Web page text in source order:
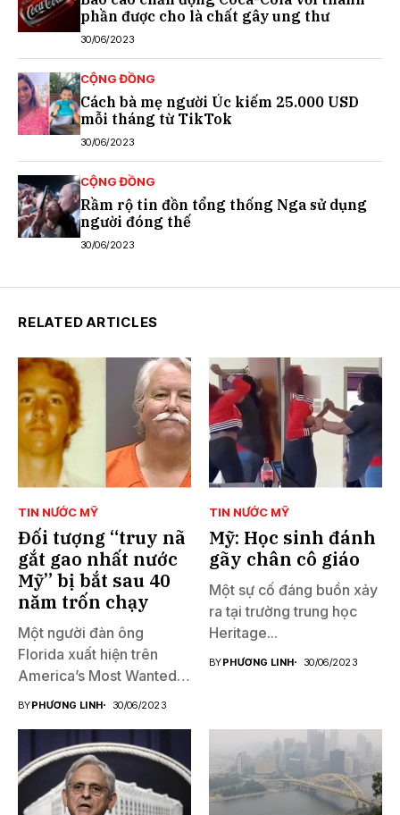
phần được cho là chất gây ung thư
30/06/2023
CỘNG ĐỒNG
Cách bà mẹ người Úc kiếm 25.000 USD
mỗi tháng từ TikTok
30/06/2023
CỘNG ĐỒNG
Rầm rộ tin đồn tổng thống Nga sử dụng
người đóng thế
30/06/2023
RELATED ARTICLES
TIN NƯỚC MỸ
Đối tượng “truy nã
gắt gao nhất nước
Mỹ” bị bắt sau 40
năm trốn chạy
Một người đàn ông
Florida xuất hiện trên
America’s Most Wanted
BYPHƯƠNG LINH 30/06/2023
TIN NƯỚC MỸ
Mỹ: Học sinh đánh
gãy chân cô giáo
Một sự cố đáng buồn xảy
ra tại trường trung học
Heritage...
BYPHƯƠNG LINH 30/06/2023